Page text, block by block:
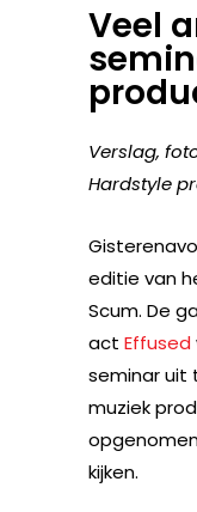
Veel
Verslag,
Hardstyle
editie van
Scum. De
act Effused
seminar uit
muziek
kijken.